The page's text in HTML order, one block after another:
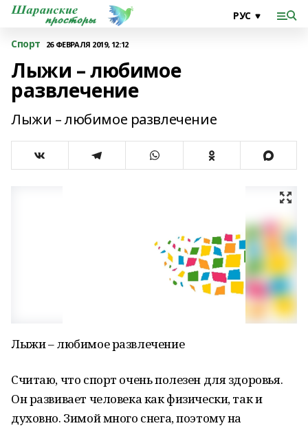
Спорт 26 ФЕВРАЛЯ 2019, 12:12
Лыжи – любимое
развлечение
Лыжи – любимое развлечение
Лыжи – любимое развлечение
Считаю, что спорт очень полезен для здоровья.
Он развивает человека как физически, так и
духовно. Зимой много снега, поэтому на